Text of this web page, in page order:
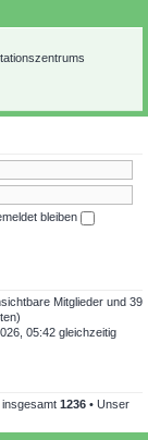
bleiben
Mitglieder und 39
05:42 gleichzeitig
insgesamt 1236 • Unser